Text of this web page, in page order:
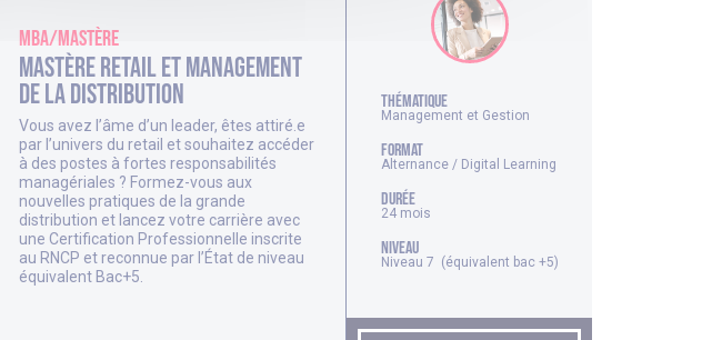
MBA/Mastère
Mastère Retail et Management
de la Distribution
Vous avez l’âme d’un leader, êtes attiré.e
par l’univers du retail et souhaitez accéder
à des postes à fortes responsabilités
managériales ? Formez-vous aux
nouvelles pratiques de la grande
distribution et lancez votre carrière avec
une Certification Professionnelle inscrite
au RNCP et reconnue par l’État de niveau
équivalent Bac+5.
thématique
Management et Gestion
FORMAT
Alternance / Digital Learning
DURÉE
24 mois
NIVEAU
Niveau 7 (équivalent bac +5)